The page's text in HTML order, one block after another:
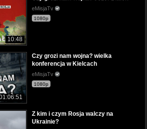
10:48
eMisjaTv
1080p
Czy grozi nam wojna? wielka
konferencja w Kielcach
eMisjaTv
1080p
Z kim i czym Rosja walczy na
Ukrainie?